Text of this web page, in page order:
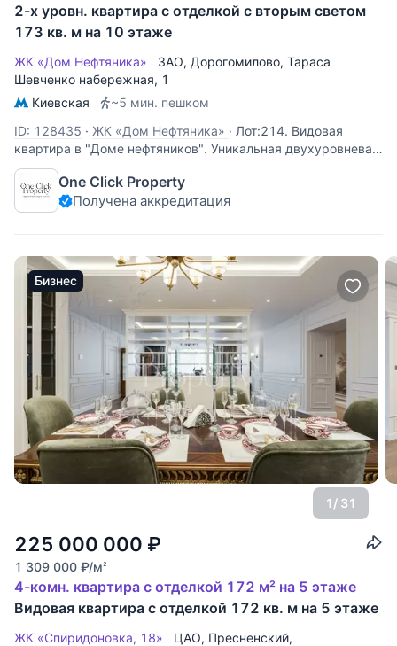
2-х уровн. квартира с отделкой с вторым светом
173 кв. м на 10 этаже
ЖК «Дом Нефтяника» ЗАО, Дорогомилово, Тараса
Шевченко набережная, 1
Киевская
~5 мин. пешком
ID: 128435 · ЖК «Дом Нефтяника» · Лот:214. Видовая
квартира в "Доме нефтяников". Уникальная двухуровневая
квартира 173 кв.м со вторым светом и шикарными
видовыми характеристиками на Москва-реку, и на
комплекс Москва-Сити. На первом уровне квартиры
One Click Property
Получена аккредитация
Бизнес
1/ 31
225 000 000 ₽
1 309 000 ₽/м2
4-комн. квартира с отделкой 172 м² на 5 этаже
Видовая квартира с отделкой 172 кв. м на 5 этаже
ЖК «Спиридоновка, 18» ЦАО, Пресненский,